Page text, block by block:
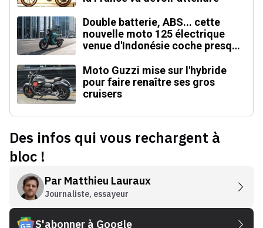
Double batterie, ABS... cette
nouvelle moto 125 électrique
venue d'Indonésie coche presque
toutes les cases
Moto Guzzi mise sur l'hybride
pour faire renaître ses gros
cruisers
Des infos qui vous rechargent à
bloc !
Par Matthieu Lauraux
Journaliste, essayeur
S'abonner à Google